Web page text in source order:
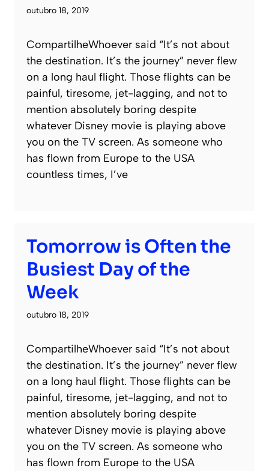
outubro 18, 2019
CompartilheWhoever said “It’s not about
the destination. It’s the journey” never flew
on a long haul flight. Those flights can be
painful, tiresome, jet-lagging, and not to
mention absolutely boring despite
whatever Disney movie is playing above
you on the TV screen. As someone who
has flown from Europe to the USA
countless times, I’ve
Tomorrow is Often the
Busiest Day of the
Week
outubro 18, 2019
CompartilheWhoever said “It’s not about
the destination. It’s the journey” never flew
on a long haul flight. Those flights can be
painful, tiresome, jet-lagging, and not to
mention absolutely boring despite
whatever Disney movie is playing above
you on the TV screen. As someone who
has flown from Europe to the USA